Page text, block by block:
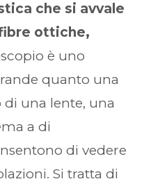
che si avvale
ottiche,
è uno
quanto una
una lente, una
a di
di vedere
Si tratta di